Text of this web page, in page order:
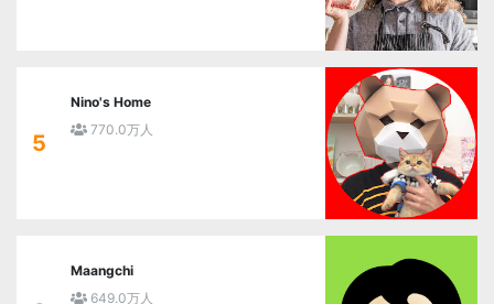
5
Nino's Home
770.0万人
Maangchi
649.0万人